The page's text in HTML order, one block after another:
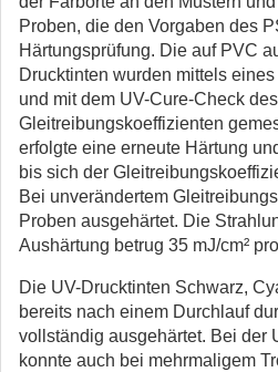
Proben, die den Vorgaben des
Härtungsprüfung. Die auf PVC
Drucktinten wurden mittels
und mit dem UV-Cure-Check des
Gleitreibungskoeffizienten
erfolgte eine erneute Härtung
bis sich der
Bei unverändertem
Proben ausgehärtet. Die
Aushärtung betrug 35 mJ/cm²
Die UV-Drucktinten Schwarz,
bereits nach einem Durchlauf
vollständig ausgehärtet. Bei der
konnte auch bei mehrmaligem